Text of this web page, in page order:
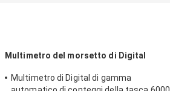
Multimetro del morsetto di Digital
Multimetro di Digital di gamma